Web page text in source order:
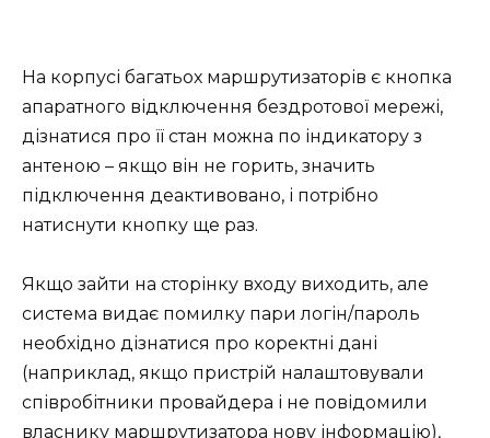
На корпусі багатьох маршрутизаторів є кнопка
апаратного відключення бездротової мережі,
дізнатися про її стан можна по індикатору з
антеною – якщо він не горить, значить
підключення деактивовано, і потрібно
натиснути кнопку ще раз.
Якщо зайти на сторінку входу виходить, але
система видає помилку пари логін/пароль
необхідно дізнатися про коректні дані
(наприклад, якщо пристрій налаштовували
співробітники провайдера і не повідомили
власнику маршрутизатора нову інформацію),